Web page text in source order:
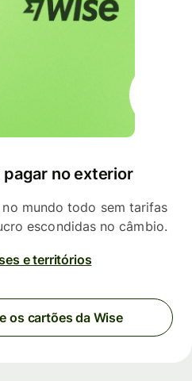
pagar no exterior
mundo todo sem tarifas
escondidas no câmbio.
e territórios
os cartões da Wise